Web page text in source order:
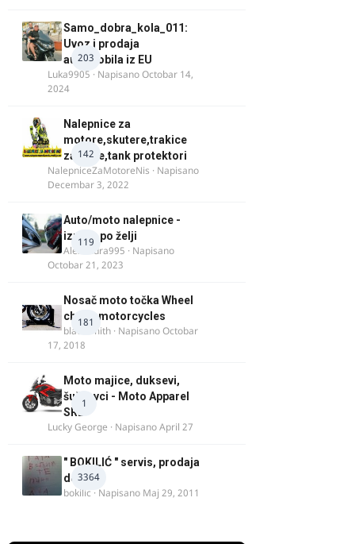
203
Samo_dobra_kola_011:
Uvoz i prodaja
automobila iz EU
Luka9905 · NapisanoOctobar 14,
2024
142
Nalepnice za
motore,skutere,trakice
za felne,tank protektori
NalepniceZaMotoreNis · Napisano
Decembar 3, 2022
119
Auto/moto nalepnice -
izrada po želji
Alexandra995 · Napisano
Octobar 21, 2023
181
Nosač moto točka Wheel
chock motorcycles
blacksmith · NapisanoOctobar
17, 2018
1
Moto majice, duksevi,
šuškavci - Moto Apparel
SRB
Lucky George · NapisanoApril 27
3364
" BOKILIĆ " servis, prodaja
delova
bokilic · Napisano Maj 29, 2011